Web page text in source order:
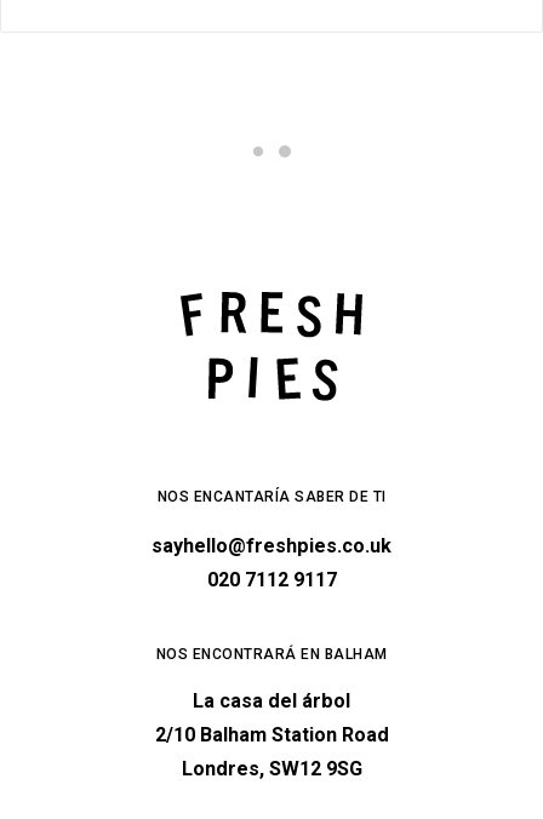
NOS ENCANTARÍA SABER DE TI
sayhello@freshpies.co.uk
020 7112 9117
NOS ENCONTRARÁ EN BALHAM
La casa del árbol
2/10 Balham Station Road
Londres, SW12 9SG